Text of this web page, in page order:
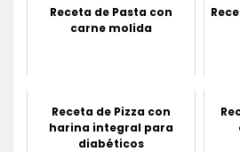
Receta de Pasta con
carne molida
Receta de Pizza con
harina integral para
diabéticos